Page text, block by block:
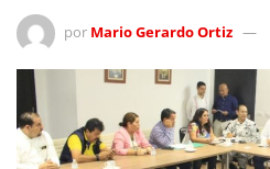
por Mario Gerardo Ortiz